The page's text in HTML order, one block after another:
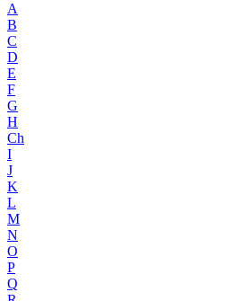
A
B
C
D
E
F
G
H
Ch
I
J
K
L
M
N
O
P
Q